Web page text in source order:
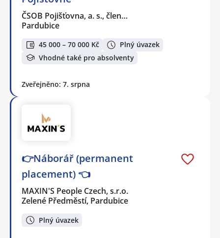
ČSOB Pojišťovna, a. s., člen…
Pardubice
45 000 – 70 000 Kč
Plný úvazek
Vhodné také pro absolventy
Zveřejněno: 7. srpna
👉Náborář (permanent
placement) 👈
MAXIN'S People Czech, s.r.o.
Zelené Předměstí, Pardubice
Plný úvazek